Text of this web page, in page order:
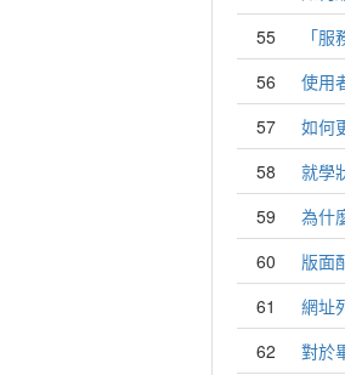
55
「
56
使用
57
如何
58
就學
59
為什
60
版面
61
網址
62
對於